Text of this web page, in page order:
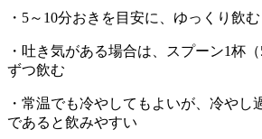
・5～10分おきを目安に、ゆっくり飲む
・吐き気がある場合は、スプーン1杯
ずつ飲む
・常温でも冷やしてもよいが、冷や
であると飲みやすい